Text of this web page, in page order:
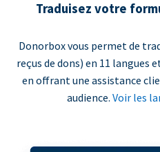
Traduisez votre
Donorbox vous permet de
reçus de dons) en 11 langues
en offrant une assistance
audience. Voir les